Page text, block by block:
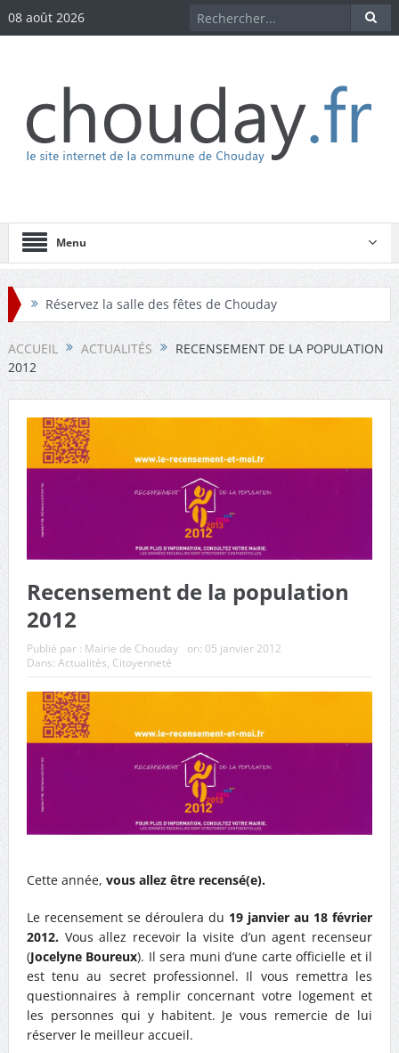
08 août 2026
Menu
Réservez la salle des fêtes de Chouday
Réservez la maison des associations de Chouday
Téléchargez les comptes-rendus des conseils
municipaux de Chouday
ACCUEIL ACTUALITÉS
RECENSEMENT DE LA POPULATION
2012
Recensement de la population
2012
Publié par : Mairie de Chouday on: 05 janvier 2012
Dans: Actualités, Citoyenneté
Cette année, vous allez être recensé(e).
Le recensement se déroulera du 19 janvier au 18 février
2012. Vous allez recevoir la visite d’un agent recenseur
(Jocelyne Boureux). Il sera muni d’une carte officielle et il
est tenu au secret professionnel. Il vous remettra les
questionnaires à remplir concernant votre logement et
les personnes qui y habitent. Je vous remercie de lui
réserver le meilleur accueil.